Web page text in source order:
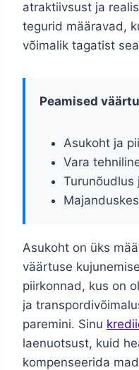
atraktiivsust ja
tegurid määravad,
võimalik tagatist
Peamised
Asukoht ja
Vara
Turunõudlus
Asukoht on üks
väärtuse
piirkonnad, kus on
ja
paremini. Sinu
laenuotsust, kuid
kompenseerida